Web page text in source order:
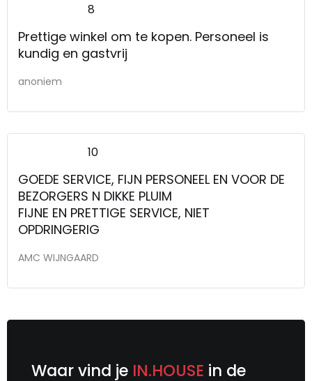
8
Prettige winkel om te kopen. Personeel is
kundig en gastvrij
anoniem
10
GOEDE SERVICE, FIJN PERSONEEL EN VOOR DE
BEZORGERS N DIKKE PLUIM
FIJNE EN PRETTIGE SERVICE, NIET
OPDRINGERIG
AMC WIJNGAARD
Waar vind je IN.HOUSE in de